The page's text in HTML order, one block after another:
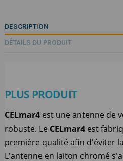
DESCRIPTION
DÉTAILS DU PRODUIT
PLUS PRODUIT
CELmar4 est une antenne de
robuste. Le CELmar4 est
première qualité afin d'éviter
L'antenne en laiton chromé